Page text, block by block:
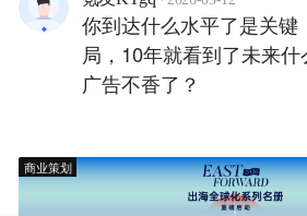
你到达什么水平了是关键
局，10年就看到了未来
广告不香了？
商业策划